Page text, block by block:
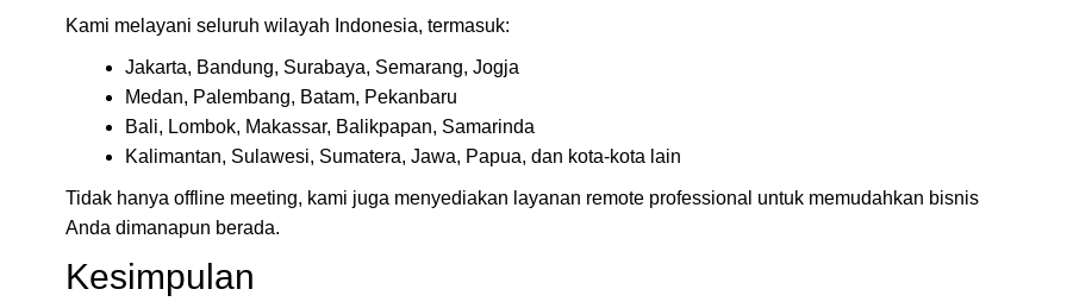
Kami melayani seluruh wilayah Indonesia, termasuk:
Jakarta, Bandung, Surabaya, Semarang, Jogja
Medan, Palembang, Batam, Pekanbaru
Bali, Lombok, Makassar, Balikpapan, Samarinda
Kalimantan, Sulawesi, Sumatera, Jawa, Papua, dan kota-kota lain
Tidak hanya offline meeting, kami juga menyediakan layanan remote professional untuk memudahkan bisnis
Anda dimanapun berada.
Kesimpulan